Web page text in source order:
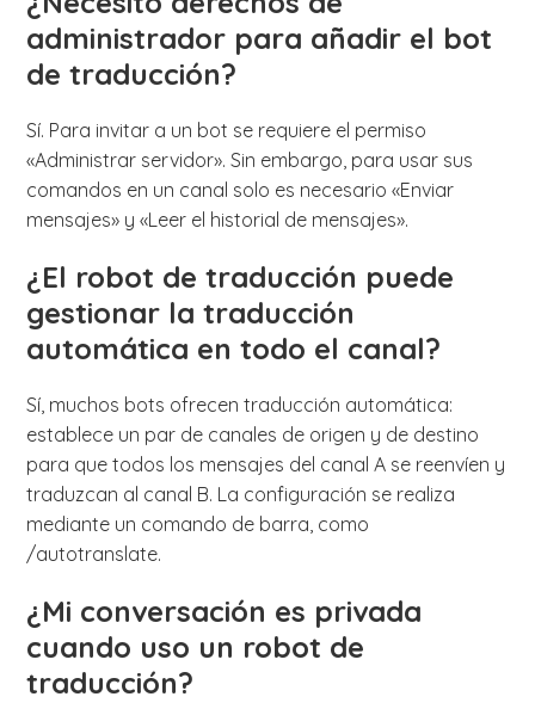
administrador para añadir el bot
de traducción?
Sí. Para invitar a un bot se requiere el permiso
«Administrar servidor». Sin embargo, para usar sus
comandos en un canal solo es necesario «Enviar
mensajes» y «Leer el historial de mensajes».
¿El robot de traducción puede
gestionar la traducción
automática en todo el canal?
Sí, muchos bots ofrecen traducción automática:
establece un par de canales de origen y de destino
para que todos los mensajes del canal A se reenvíen y
traduzcan al canal B. La configuración se realiza
mediante un comando de barra, como
/autotranslate.
¿Mi conversación es privada
cuando uso un robot de
traducción?